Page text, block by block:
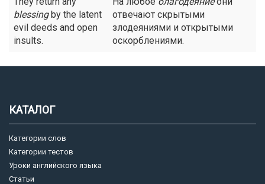
blessingby the latent
evil deeds and open
insults.
отвечают скрытыми
злодеяниями и открытыми
оскорблениями.
КАТАЛОГ
Категории слов
Категории тестов
Уроки английского языка
Статьи